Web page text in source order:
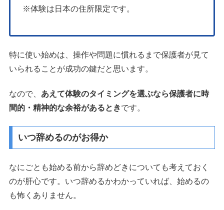
※体験は日本の住所限定です。
特に使い始めは、操作や問題に慣れるまで保護者が見て
いられることが成功の鍵だと思います。
なので、 あえて体験のタイミングを選ぶなら保護者に時
間的・精神的な余裕があるときです。
いつ辞めるのがお得か
なにごとも始める前から辞めどきについても考えておく
のが肝心です。いつ辞めるかわかっていれば、始めるの
も怖くありません。